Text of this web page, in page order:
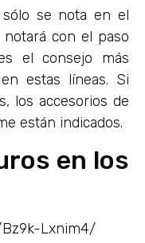
se nota en el
con el paso
el consejo más
estas líneas. Si
los accesorios de
están indicados.
en los
Lxnim4/